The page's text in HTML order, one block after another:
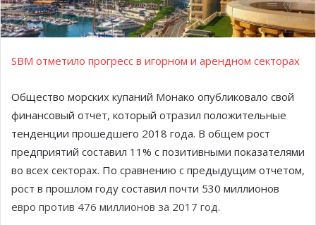
SBM отметило прогресс в игорном и арендном секторах
Общество морских купаний Монако опубликовало свой
финансовый отчет, который отразил положительные
тенденции прошедшего 2018 года. В общем рост
предприятий составил 11% с позитивными показателями
во всех секторах. По сравнению с предыдущим отчетом,
рост в прошлом году составил почти 530 миллионов
евро против 476 миллионов за 2017 год.